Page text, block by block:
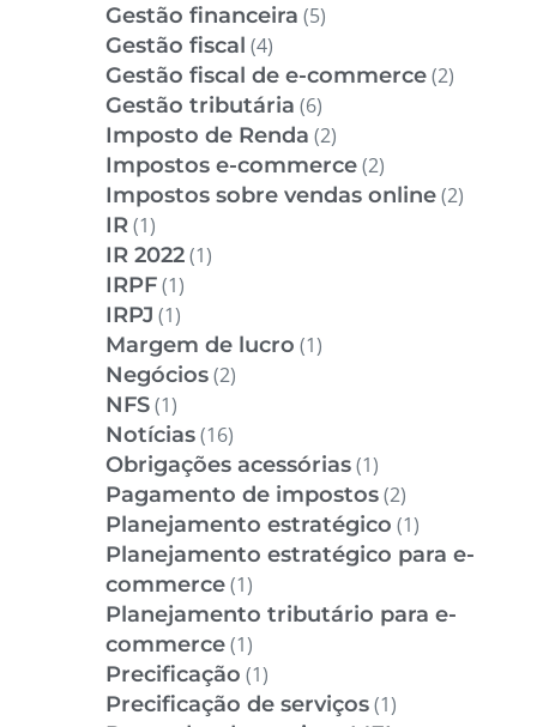
Gestão financeira (5)
Gestão fiscal (4)
Gestão fiscal de e-commerce(2)
Gestão tributária (6)
Imposto de Renda (2)
Impostos e-commerce(2)
Impostos sobre vendas online(2)
IR(1)
IR 2022(1)
IRPF(1)
IRPJ (1)
Margem de lucro (1)
Negócios(2)
NFS(1)
Notícias(16)
Obrigações acessórias(1)
Pagamento de impostos(2)
Planejamento estratégico (1)
Planejamento estratégico para e-
commerce(1)
Planejamento tributário para e-
commerce(1)
Precificação (1)
Precificação de serviços(1)